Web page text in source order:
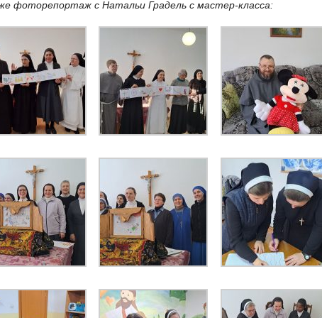
фоторепортаж с Натальи Градель с мастер-класса: